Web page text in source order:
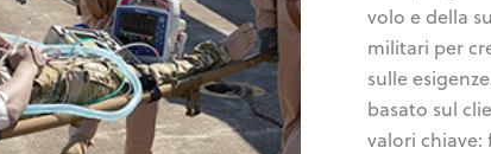
volo e della
militari per
sulle
basato sul
valori